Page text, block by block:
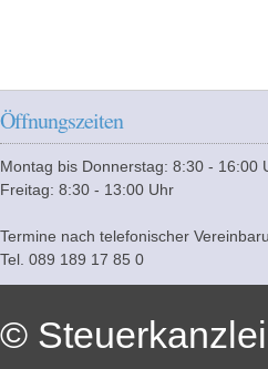
Öffnungszeiten
Montag bis Donnerstag: 8:30 - 16:00
Freitag: 8:30 - 13:00 Uhr
Termine nach telefonischer
Tel. 089 189 17 85 0
©